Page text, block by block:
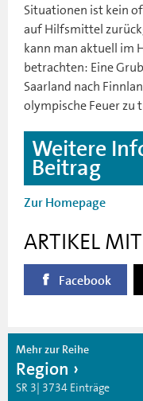
Situationen ist kein
auf Hilfsmittel
kann man aktuell im
betrachten: Eine
Saarland nach
olympische Feuer zu
Weitere
Beitrag
Zur Homepage
ARTIKEL
Facebook
Mehr zur Reihe
Region
SR 3| 3734 Einträge